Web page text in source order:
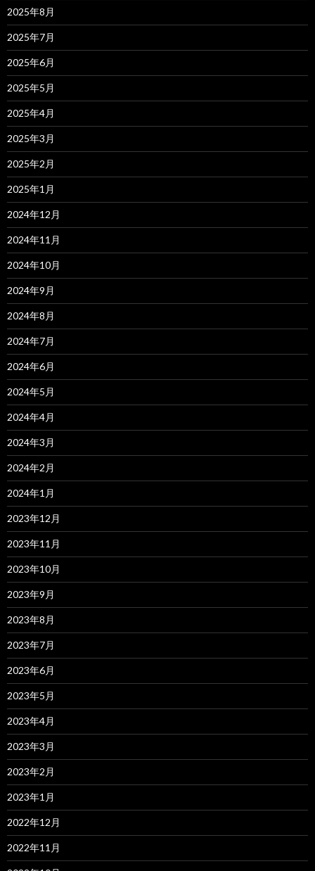
2025年8月
2025年7月
2025年6月
2025年5月
2025年4月
2025年3月
2025年2月
2025年1月
2024年12月
2024年11月
2024年10月
2024年9月
2024年8月
2024年7月
2024年6月
2024年5月
2024年4月
2024年3月
2024年2月
2024年1月
2023年12月
2023年11月
2023年10月
2023年9月
2023年8月
2023年7月
2023年6月
2023年5月
2023年4月
2023年3月
2023年2月
2023年1月
2022年12月
2022年11月